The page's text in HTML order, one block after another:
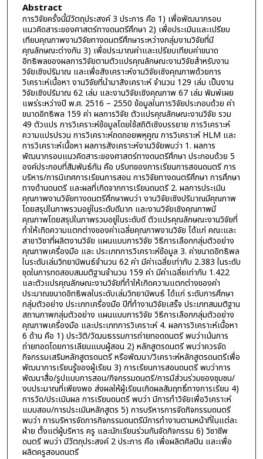
Abstract
การวิจัยครั้งนี้มีวัตถุประสงค์ 3 ประการ คือ 1) เพื่อพัฒนากรอบ
แนวคิดสาระของศาสตร์ทางดนตรีศึกษา 2) เพื่อประเมินและเปรียบ
เทียบคุณภาพงานวิจัยทางดนตรีศึกษาระหว่างกลุ่มงานวิจัยที่มี
คุณลักษณะต่างกัน 3) เพื่อประมาณค่าและเปรียบเทียบค่าขนาด
อิทธิพลของผลการวิจัยตามตัวแปรคุณลักษณะงานวิจัยสำหรับงาน
วิจัยเชิงปริมาณ และเพื่อสังเคราะห์งานวิจัยเชิงคุณภาพด้วยการ
วิเคราะห์เนื้อหา งานวิจัยที่นำมาสังเคราะห์ จำนวน 129 เล่ม เป็นงาน
วิจัยเชิงปริมาณ 62 เล่ม และงานวิจัยเชิงคุณภาพ 67 เล่ม พิมพ์เผย
แพร่ระหว่างปี พ.ศ. 2516 – 2550 ข้อมูลในการวิจัยประกอบด้วย ค่า
ขนาดอิทธิพล 159 ค่า ผลการวิจัย ตัวแปรคุณลักษณะงานวิจัย รวม
49 ตัวแปร การวิเคราะห์ข้อมูลโดยใช้สถิติเชิงบรรยาย การวิเคราะห์
ความแปรปรวน การวิเคราะห์ถดถอยพหุคูณ การวิเคราะห์ HLM และ
การวิเคราะห์เนื้อหา ผลการสังเคราะห์งานวิจัยพบว่า 1. ผลการ
พัฒนากรอบแนวคิดสาระของศาสตร์ทางดนตรีศึกษา ประกอบด้วย 5
องค์ประกอบที่สัมพันธ์กัน คือ บริบทของการเรียนการสอนดนตรี การ
บริหาร/การนิเทศการเรียนการสอน การวิจัยทางดนตรีศึกษา การศึกษา
ทางด้านดนตรี และผลที่เกิดจากการเรียนดนตรี 2. ผลการประเมิน
คุณภาพงานวิจัยทางดนตรีศึกษาพบว่า งานวิจัยเชิงปริมาณมีคุณภาพ
โดยสรุปในภาพรวมอยู่ในระดับดีมาก และงานวิจัยเชิงคุณภาพมี
คุณภาพโดยสรุปในภาพรวมอยู่ในระดับดี ตัวแปรคุณลักษณะงานวิจัยที่
ทำให้เกิดความแตกต่างของค่าเฉลี่ยคุณภาพงานวิจัย ได้แก่ คณะและ
สาขาวิชาที่ผลิตงานวิจัย แผนแบบการวิจัย วิธีการเลือกกลุ่มตัวอย่าง
คุณภาพเครื่องมือ และ ประเภทการวิเคราะห์ข้อมูล 3. ค่าขนาดอิทธิพล
ในระดับเล่มวิทยานิพนธ์จำนวน 62 ค่า มีค่าเฉลี่ยเท่ากับ 2.383 ในระดับ
ชุดในการทดสอบสมมติฐานจำนวน 159 ค่า มีค่าเฉลี่ยเท่ากับ 1.422
และตัวแปรคุณลักษณะงานวิจัยที่ทำให้เกิดความแตกต่างของค่า
ประมาณขนาดอิทธิพลในระดับเล่มวิทยานิพนธ์ ได้แก่ ระดับการศึกษา
กลุ่มตัวอย่าง ประเภทเครื่องมือ ปีที่ทำงานวิจัยเสร็จ ประเภทสมมติฐาน
สถานภาพกลุ่มตัวอย่าง แผนแบบการวิจัย วิธีการเลือกกลุ่มตัวอย่าง
คุณภาพเครื่องมือ และประเภทการวิเคราะห์ 4. ผลการวิเคราะห์เนื้อหา
6 ด้าน คือ 1) ประวัติ/วัฒนธรรมการถ่ายทอดดนตรี พบว่าเน้นการ
ถ่ายทอดโดยการเลียนแบบผู้สอน 2) หลักสูตรดนตรี พบว่าควรจัด
กิจกรรมเสริมหลักสูตรดนตรี หรือพัฒนา/วิเคราะห์หลักสูตรดนตรีเพื่อ
พัฒนาการเรียนรู้ของผู้เรียน 3) การเรียนการสอนดนตรี พบว่าการ
พัฒนาสื่อ/รูปแบบการสอน/กิจกรรมดนตรี/การมีส่วนร่วมของชุมชน/
งบประมาณที่เพียงพอ ส่งผลให้ผู้เรียนเกิดผลสัมฤทธิ์ทางการเรียน 4)
การวัด/ประเมินผล การเรียนดนตรี พบว่า มีการทำวิจัยเพื่อวิเคราะห์
แบบสอบ/การประเมินหลักสูตร 5) การบริหารการจัดกิจกรรมดนตรี
พบว่า การบริหารจัดการกิจกรรมดนตรีมีการทำงานตามหน้าที่ในแต่ละ
ฝ่าย ตั้งแต่ผู้บริหาร ครู และนักเรียนร่วมกันจัดกิจกรรม 6) วิชาชีพ
ดนตรี พบว่า มีวัตถุประสงค์ 2 ประการ คือ เพื่อผลิตศิลปิน และเพื่อ
ผลิตครูสอนดนตรี